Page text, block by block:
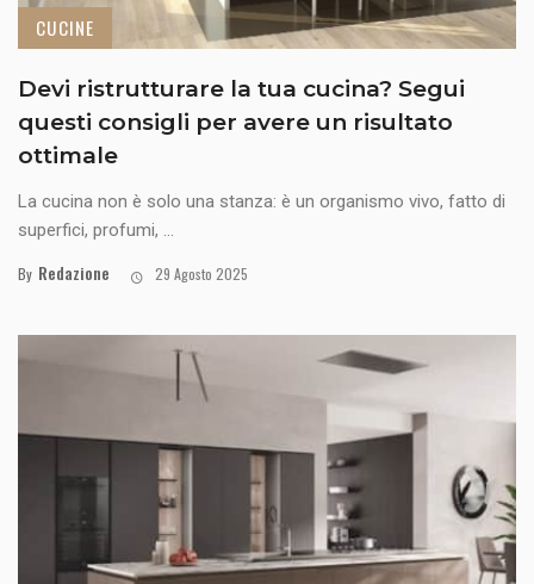
CUCINE
Devi ristrutturare la tua cucina? Segui
questi consigli per avere un risultato
ottimale
La cucina non è solo una stanza: è un organismo vivo, fatto di
superfici, profumi, ...
By Redazione 29 Agosto 2025